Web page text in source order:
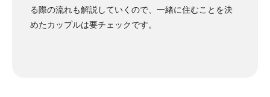
る際の流れも解説していくので、一緒に住むことを決
めたカップルは要チェックです。